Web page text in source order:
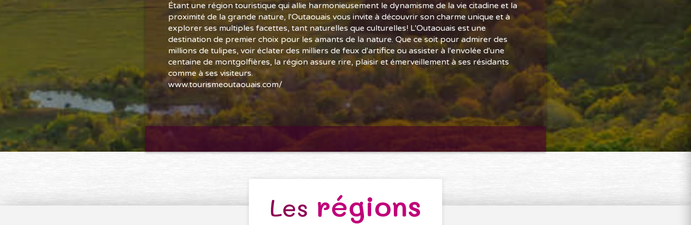
Étant une région touristique qui allie harmonieusement le dynamisme de la vie citadine et la
proximité de la grande nature, l'Outaouais vous invite à découvrir son charme unique et à
explorer ses multiples facettes, tant naturelles que culturelles! L'Outaouais est une
destination de premier choix pour les amants de la nature. Que ce soit pour admirer des
millions de tulipes, voir éclater des milliers de feux d'artifice ou assister à l'envolée d'une
centaine de montgolfières, la région assure rire, plaisir et émerveillement à ses résidants
comme à ses visiteurs.
www.tourismeoutaouais.com/
Les régions